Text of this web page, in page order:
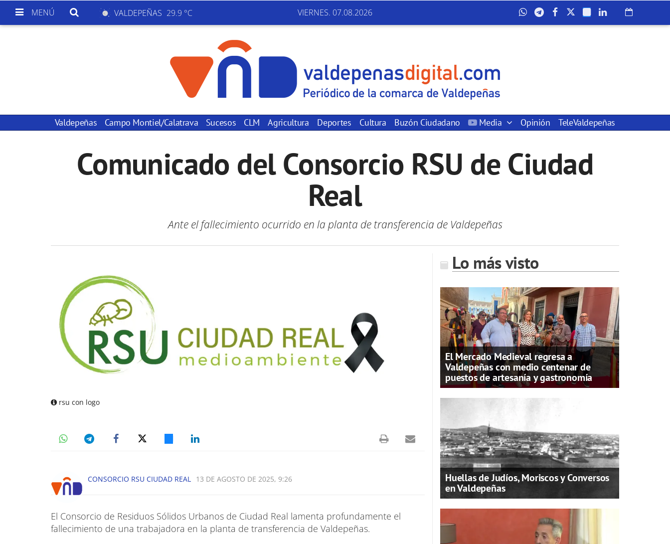
MENÚ VALDEPEÑAS 29.9 °C VIERNES. 07.08.2026
Valdepeñas Campo Montiel/Calatrava Sucesos CLM Agricultura Deportes Cultura Buzón Ciudadano Media Opinión TeleValdepeñas
Comunicado del Consorcio RSU de Ciudad
Real
Ante el fallecimiento ocurrido en la planta de transferencia de Valdepeñas
rsu con logo
CONSORCIO RSU CIUDAD REAL 13 DE AGOSTO DE 2025, 9:26
El Consorcio de Residuos Sólidos Urbanos de Ciudad Real lamenta profundamente el
fallecimiento de una trabajadora en la planta de transferencia de Valdepeñas.
Lo más visto
El Mercado Medieval regresa a
Valdepeñas con medio centenar de
puestos de artesanía y gastronomía
Huellas de Judíos, Moriscos y Conversos
en Valdepeñas